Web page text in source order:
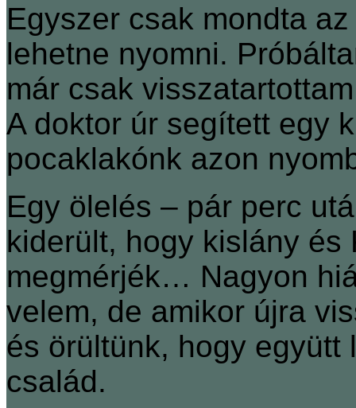
Egyszer csak mondta
lehetne nyomni.
már csak
A doktor úr segített egy
pocaklakónk azon
Egy ölelés – pár perc
kiderült, hogy kislány és
megmérjék… Nagyon
velem, de amikor újra
és örültünk, hogy együtt
család.